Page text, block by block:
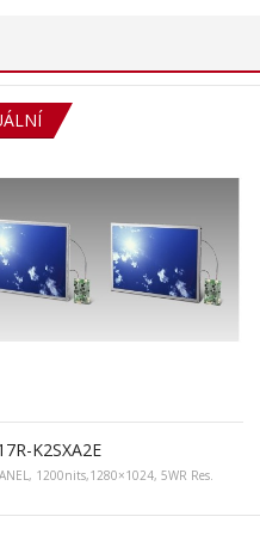
K2SXA2E
1200nits,1280×1024, 5WR Res.